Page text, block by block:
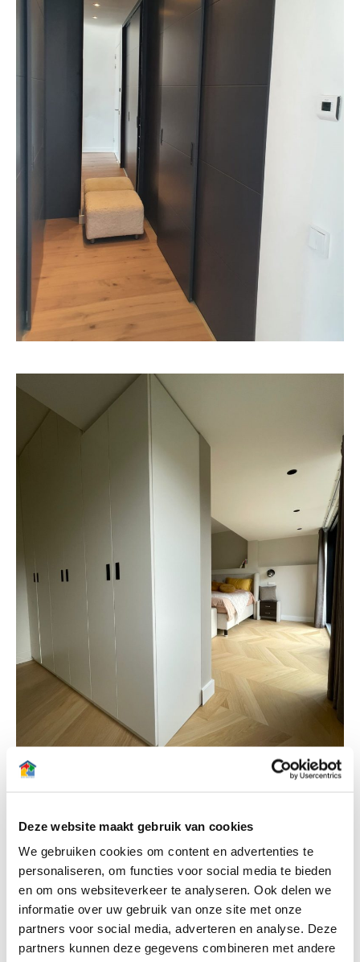
Deze website maakt gebruik van cookies
We gebruiken cookies om content en advertenties te
personaliseren, om functies voor social media te bieden
en om ons websiteverkeer te analyseren. Ook delen we
informatie over uw gebruik van onze site met onze
partners voor social media, adverteren en analyse. Deze
partners kunnen deze gegevens combineren met andere